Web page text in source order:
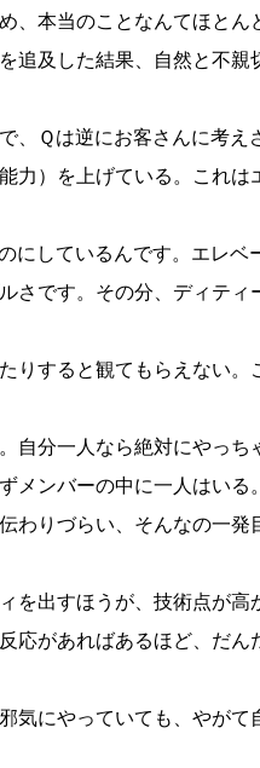
、本当のことなんてほとん
追及した結果、自然と不親
、Ｑは逆にお客さんに考え
力）を上げている。これは
にしているんです。エレベ
さです。その分、ディティ
すると観てもらえない。
分一人なら絶対にやっち
メンバーの中に一人はいる。
りづらい、そんなの一発
出すほうが、技術点が高
があればあるほど、だん
気にやっていても、やがて